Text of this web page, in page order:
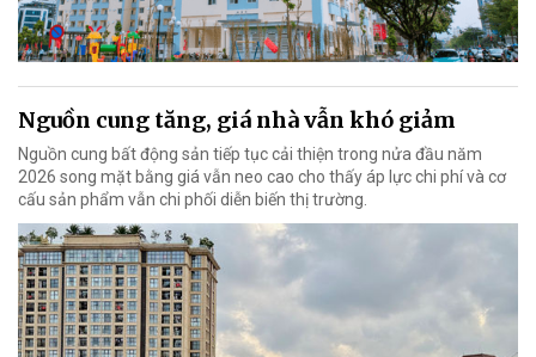
Nguồn cung tăng, giá nhà vẫn khó giảm
Nguồn cung bất động sản tiếp tục cải thiện trong nửa đầu năm
2026 song mặt bằng giá vẫn neo cao cho thấy áp lực chi phí và cơ
cấu sản phẩm vẫn chi phối diễn biến thị trường.